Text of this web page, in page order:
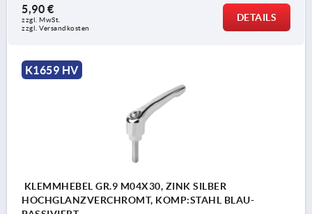
5,90 €
zzgl. MwSt.
zzgl. Versandkosten
DETAILS
K1659 HV
KLEMMHEBEL GR.9 M04X30, ZINK SILBER
HOCHGLANZVERCHROMT, KOMP:STAHL BLAU-